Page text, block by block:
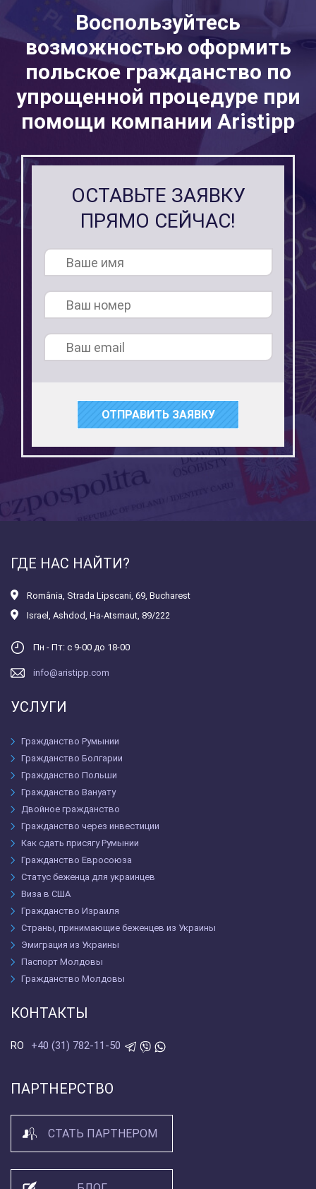
Воспользуйтесь
возможностью оформить
польское гражданство по
упрощенной процедуре при
помощи компании Aristipp
ОСТАВЬТЕ ЗАЯВКУ
ПРЯМО СЕЙЧАС!
ОТПРАВИТЬ ЗАЯВКУ
ГДЕ НАС НАЙТИ?
România, Strada Lipscani, 69, Bucharest
Israel , Ashdod, Ha-Atsmaut, 89/222
Пн - Пт: с 9-00 до 18-00
info@aristipp.com
УСЛУГИ
Гражданство Румынии
Гражданство Болгарии
Гражданство Польши
Гражданство Вануату
Двойное гражданство
Гражданство через инвестиции
Как сдать присягу Румынии
Гражданство Евросоюза
Статус беженца для украинцев
Виза в США
Гражданство Израиля
Страны, принимающие беженцев из Украины
Эмиграция из Украины
Паспорт Молдовы
Гражданство Молдовы
КОНТАКТЫ
RO +40 (31) 782-11-50
ПАРТНЕРСТВО
СТАТЬ ПАРТНЕРОМ